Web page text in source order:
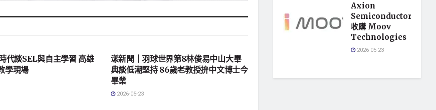
代談SEL與自主學習 高雄
學現場
漾新聞｜羽球世界第8林俊易中山大畢
典談低潮堅持 86歲老教授拚中文博士今
畢業
2026-05-23
Axion
Semiconductor
收購 Moov
Technologies
2026-05-23